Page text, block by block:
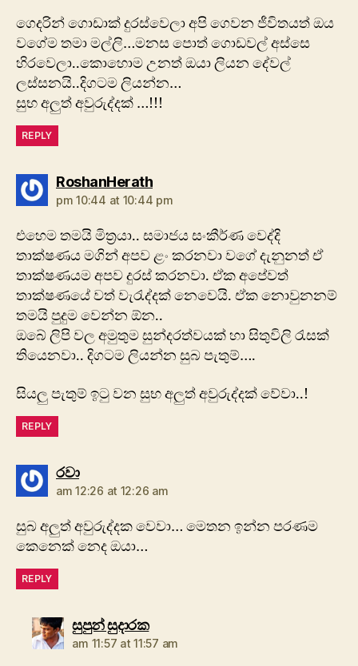
ගෙදරින් ගොඩාක් දුරස්වෙලා අපි ගෙවන ජීවිතයත් ඔය
වගේම තමා මල්ලි…මනස පොත් ගොඩවල් අස්සෙ
හිරවෙලා..කොහොම උනත් ඔයා ලියන දේවල්
ලස්සනයි..දිගටම ලියන්න…
සුභ අලුත් අවුරුද්දක් …!!!
REPLY
RoshanHerathsays:
pm 10:44 at 10:44 pm
එහෙම තමයි මිත්‍රයා.. සමාජය සංකීර්ණ වෙද්දි
තාක්ෂණය මගින් අපව ළං කරනවා වගේ දැනුනත් ඒ
තාක්ෂණයම අපව දුරස් කරනවා. ඒක අපේවත්
තාක්ෂණයේ වත් වැරැද්දක් නෙවෙයි. ඒක නොවුනනම්
තමයි පුදුම වෙන්න ඕන..
ඔබේ ලිපි වල අමුතුම සුන්දරත්වයක් හා සිතුවිලි රැසක්
තියෙනවා.. දිගටම ලියන්න සුබ පැතුම්….
සියලු පැතුම් ඉටු වන සුභ අලුත් අවුරුද්දක් වේවා..!
REPLY
රවාsays:
am 12:26 at 12:26 am
සුබ අලුත් අවුරුද්දක වෙවා… මෙතන ඉන්න පරණම
කෙනෙක් නෙද ඔයා…
REPLY
සුපුන් සුදාරකsays:
am 11:57 at 11:57 am